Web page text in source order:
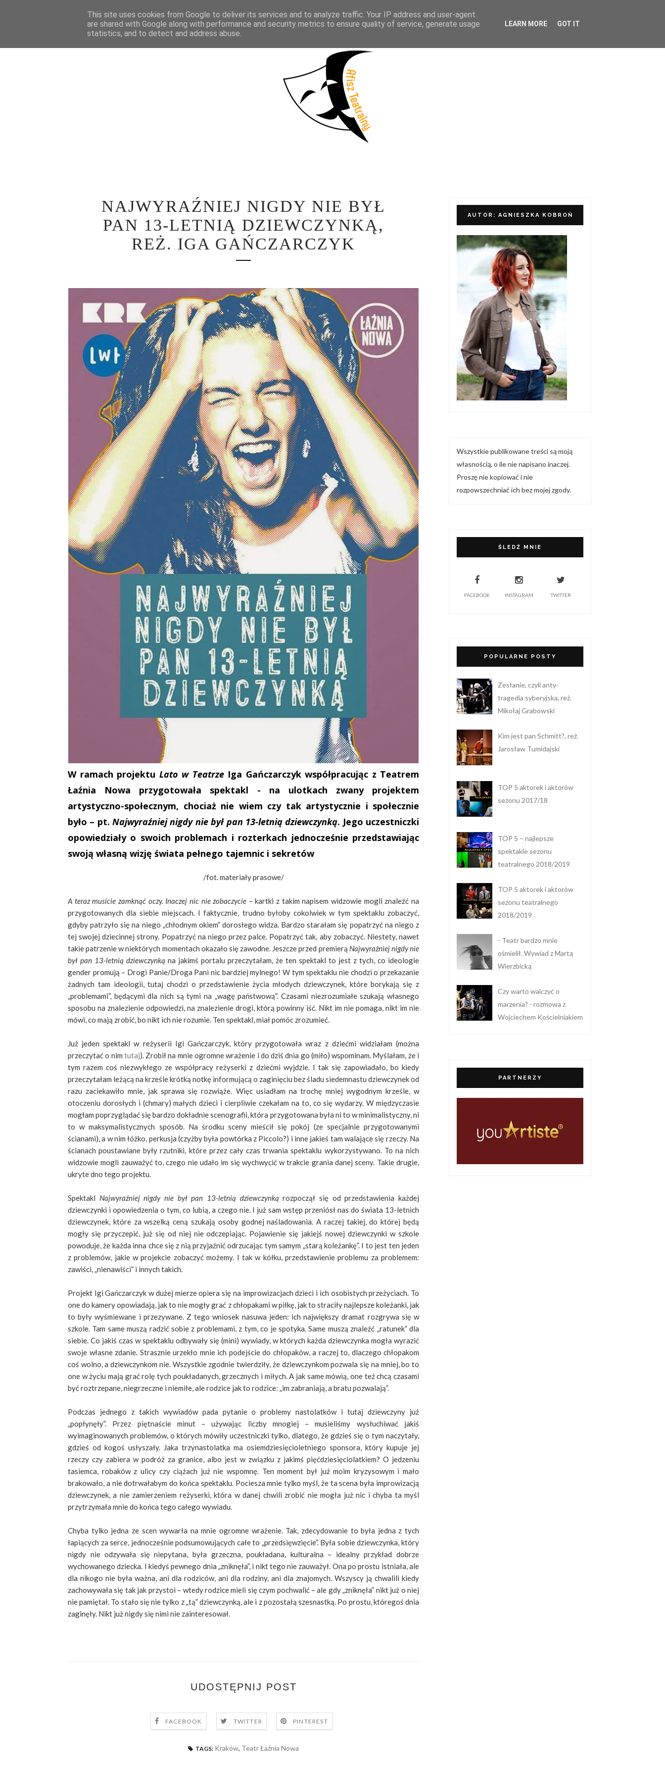
STRONA GŁÓWNA WOKÓŁ TEATRU SPEKTAKLE WYWIADY LITERATURA PRÓBY MEDIALNE WSPÓŁPRACA I KONTAKT
NAJWYRAŹNIEJ NIGDY NIE BYŁ
PAN 13-LETNIĄ DZIEWCZYNKĄ,
REŻ. IGA GAŃCZARCZYK
W ramach projektu Lato w TeatrzeIga Gańczarczyk współpracując z Teatrem
Łaźnia Nowa przygotowała spektakl - na ulotkach zwany projektem
artystyczno-społecznym, chociaż nie wiem czy tak artystycznie i społecznie
było – pt.Najwyraźniej nigdy nie był pan 13-letnią dziewczynką. Jego uczestniczki
opowiedziały o swoich problemach i rozterkach jednocześnie przedstawiając
swoją własną wizję świata pełnego tajemnic i sekretów
/fot. materiały prasowe/
A teraz musicie zamknąć oczy. Inaczej nic nie zobaczycie – kartki z takim napisem widzowie mogli znaleźć na
przygotowanych dla siebie miejscach. I faktycznie, trudno byłoby cokolwiek w tym spektaklu zobaczyć,
gdyby patrzyło się na niego „chłodnym okiem” dorosłego widza. Bardzo starałam się popatrzyć na niego z
tej swojej dziecinnej strony. Popatrzyć na niego przez palce. Popatrzyć tak, aby zobaczyć. Niestety, nawet
takie patrzenie w niektórych momentach okazało się zawodne. Jeszcze przed premierą Najwyraźniej nigdy nie
był pan 13-letnią dziewczynką na jakimś portalu przeczytałam, że ten spektakl to jest z tych, co ideologie
gender promują – Drogi Panie/Droga Pani nic bardziej mylnego! W tym spektaklu nie chodzi o przekazanie
żadnych tam ideologii, tutaj chodzi o przedstawienie życia młodych dziewczynek, które borykają się z
„problemami”, będącymi dla nich są tymi na „wagę państwową”. Czasami niezrozumiałe szukają własnego
sposobu na znalezienie odpowiedzi, na znalezienie drogi, którą powinny iść. Nikt im nie pomaga, nikt im nie
mówi, co mają zrobić, bo nikt ich nie rozumie. Ten spektakl, miał pomóc zrozumieć.
Już jeden spektakl w reżyserii Igi Gańczarczyk, który przygotowała wraz z dziećmi widziałam (można
przeczytać o nim tutaj). Zrobił na mnie ogromne wrażenie i do dziś dnia go (miło) wspominam. Myślałam, że i
tym razem coś niezwykłego ze współpracy reżyserki z dziećmi wyjdzie. I tak się zapowiadało, bo kiedy
przeczytałam leżącą na krześle krótką notkę informującą o zaginięciu bez śladu siedemnastu dziewczynek od
razu zaciekawiło mnie, jak sprawa się rozwiąże. Więc usiadłam na trochę mniej wygodnym krześle, w
otoczeniu dorosłych i (chmary) małych dzieci i cierpliwie czekałam na to, co się wydarzy.W międzyczasie
mogłam poprzyglądać się bardzo dokładnie scenografii, która przygotowana była ni to w minimalistyczny, ni
to w maksymalistycznych sposób. Na środku sceny mieścił się pokój (ze specjalnie przygotowanymi
ścianami), a w nim łóżko, perkusja (czyżby była powtórka z Piccolo?) i inne jakieś tam walające się rzeczy. Na
ścianach poustawiane były rzutniki, które przez cały czas trwania spektaklu wykorzystywano. To na nich
widzowie mogli zauważyć to, czego nie udało im się wychwycić w trakcie grania danej sceny. Takie drugie,
ukryte dno tego projektu.
Spektakl Najwyraźniej nigdy nie był pan 13-letnią dziewczynką rozpoczął się od przedstawienia każdej
dziewczynki i opowiedzenia o tym, co lubią, a czego nie. I już sam wstęp przeniósł nas do świata 13-letnich
dziewczynek, które za wszelką ceną szukają osoby godnej naśladowania. A raczej takiej, do której będą
mogły się przyczepić, już się od niej nie odczepiając. Pojawienie się jakiejś nowej dziewczynki w szkole
powoduje, że każda inna chce się z nią przyjaźnić odrzucając tym samym „starą koleżankę”. I to jest ten jeden
z problemów, jakie w projekcie zobaczyć możemy. I tak w kółku, przedstawienie problemu za problemem:
zawiści, „nienawiści” i innych takich.
Projekt Igi Gańczarczyk w dużej mierze opiera się na improwizacjach dzieci i ich osobistych przeżyciach. To
one do kamery opowiadają, jak to nie mogły grać z chłopakami w piłkę, jak to straciły najlepsze koleżanki, jak
to były wyśmiewane i przezywane. Z tego wniosek nasuwa jeden: ich największy dramat rozgrywa się w
szkole. Tam same muszą radzić sobie z problemami, z tym, co je spotyka. Same muszą znaleźć „ratunek” dla
siebie. Co jakiś czas w spektaklu odbywały się (mini) wywiady, w których każda dziewczynka mogła wyrazić
swoje własne zdanie. Strasznie urzekło mnie ich podejście do chłopaków, a raczej to, dlaczego chłopakom
coś wolno, a dziewczynkom nie. Wszystkie zgodnie twierdziły, że dziewczynkom pozwala się na mniej, bo to
one w życiu mają grać rolę tych poukładanych, grzecznych i miłych. A jak same mówią, one też chcą czasami
być roztrzepane, niegrzeczne i niemiłe, ale rodzice jak to rodzice: „im zabraniają, a bratu pozwalają”.
Podczas jednego z takich wywiadów pada pytanie o problemy nastolatków i tutaj dziewczyny już
„popłynęły”. Przez piętnaście minut – używając liczby mnogiej – musieliśmy wysłuchiwać jakiś
wyimaginowanych problemów, o których mówiły uczestniczki tylko, dlatego, że gdzieś się o tym naczytały,
gdzieś od kogoś usłyszały. Jaka trzynastolatka ma osiemdziesięcioletniego sponsora, który kupuje jej
rzeczy czy zabiera w podróż za granice, albo jest w związku z jakimś pięćdziesięciolatkiem? O jedzeniu
tasiemca, robaków z ulicy czy ciążach już nie wspomnę. Ten moment był już moim kryzysowym i mało
brakowało, a nie dotrwałabym do końca spektaklu. Pociesza mnie tylko myśl, że ta scena była improwizacją
dziewczynek, a nie zamierzeniem reżyserki, która w danej chwili zrobić nie mogła już nic i chyba ta myśl
przytrzymała mnie do końca tego całego wywiadu.
Chyba tylko jedna ze scen wywarła na mnie ogromne wrażenie. Tak, zdecydowanie to była jedna z tych
łapiących za serce, jednocześnie podsumowujących całe to „przedsięwzięcie”. Była sobie dziewczynka, który
nigdy nie odzywała się niepytana, była grzeczna, poukładana, kulturalna – idealny przykład dobrze
wychowanego dziecka. I kiedyś pewnego dnia „zniknęła”, i nikt tego nie zauważył. Ona po prostu istniała, ale
dla nikogo nie była ważna, ani dla rodziców, ani dla rodziny, ani dla znajomych. Wszyscy ją chwalili kiedy
zachowywała się tak jak przystoi – wtedy rodzice mieli się czym pochwalić – ale gdy „zniknęła” nikt już o niej
nie pamiętał. To stało się nie tylko z „tą” dziewczynką, ale i z pozostałą szesnastką. Po prostu, któregoś dnia
zaginęły. Nikt już nigdy się nimi nie zainteresował.
UDOSTĘPNIJ POST
FACEBOOK TWITTER PINTEREST
TAGS: Kraków, Teatr Łaźnia Nowa
AUTOR: AGNIESZKA KOBROŃ
Wszystkie publikowane treści są moją
własnością, o ile nie napisano inaczej.
Proszę nie kopiować i nie
rozpowszechniać ich bez mojej zgody.
ŚLEDŹ MNIE
FACEBOOK INSTAGRAM TWITTER
POPULARNE POSTY
Zesłanie, czyli anty-
tragedia syberyjska, reż.
Mikołaj Grabowski
Kim jest pan Schmitt?, reż.
Jarosław Tumidajski
TOP 5 aktorek i aktorów
sezonu 2017/18
TOP 5 – najlepsze
spektakle sezonu
teatralnego 2018/2019
TOP 5 aktorek i aktorów
sezonu teatralnego
2018/2019
- Teatr bardzo mnie
ośmielił. Wywiad z Martą
Wierzbicką
Czy warto walczyć o
marzenia? - rozmowa z
Wojciechem Kościelniakiem
PARTNERZY
This site uses cookies from Google to deliver its services and to analyze traffic. Your IP address and user-agent
are shared with Google along with performance and security metrics to ensure quality of service, generate usage
statistics, and to detect and address abuse.
LEARN MORE GOT IT